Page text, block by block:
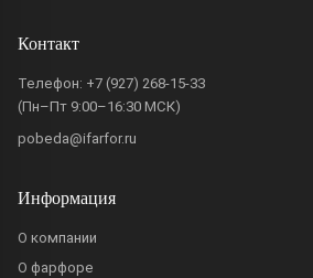
Контакт
Телефон: +7 (927) 268-15-33
(Пн–Пт 9:00–16:30 МСК)
pobeda@ifarfor.ru
Информация
О компании
О фарфоре